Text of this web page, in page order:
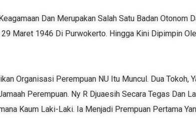
Dan Merupakan Salah Satu Badan Otonom
Maret 1946 Di Purwokerto. Hingga Kini Dipimpin
Organisasi Perempuan NU Itu Muncul. Dua Tokoh,
Perempuan. Ny R Djuaesih Secara Tegas Dan
Kaum Laki-Laki. Ia Menjadi Prempuan Pertama